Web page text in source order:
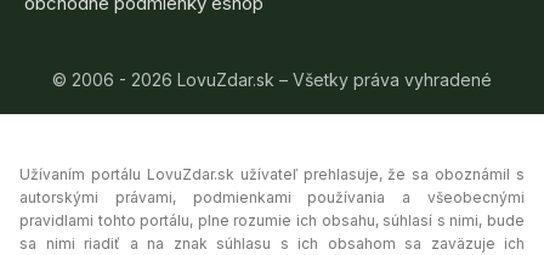
© 2006 - 2026 LovuZdar.sk – Všetky práva vyhradené
Užívaním portálu LovuZdar.sk užívateľ prehlasuje, že sa oboznámil s
autorskými právami, podmienkami používania a všeobecnými
pravidlami tohto portálu, plne rozumie ich obsahu, súhlasí s nimi, bude
sa nimi riadiť a na znak súhlasu s ich obsahom sa zaväzuje ich